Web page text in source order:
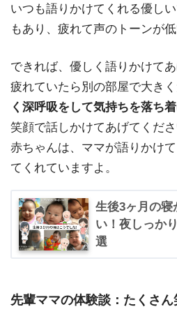
いつも語りかけてくれる優し
もあり、疲れて声のトーンが
できれば、優しく語りかけてあ
疲れていたら別の部屋で大きく
く深呼吸をして気持ちを落ち
笑顔で話しかけてあげてくださ
赤ちゃんは、ママが語りかけ
てくれていますよ。
生後3ヶ月の寝
い！夜しっか
選
先輩ママの体験談：たくさん